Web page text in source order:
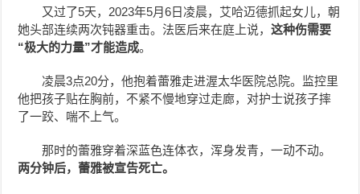
又过了5天，2023年5月6日凌晨，艾哈迈德抓起女儿，朝
她头部连续两次钝器重击。法医后来在庭上说，这种伤需要
“极大的力量”才能造成。
凌晨3点20分，他抱着蕾雅走进渥太华医院总院。监控里
他把孩子贴在胸前，不紧不慢地穿过走廊，对护士说孩子摔
了一跤、喘不上气。
那时的蕾雅穿着深蓝色连体衣，浑身发青，一动不动。
两分钟后，蕾雅被宣告死亡。